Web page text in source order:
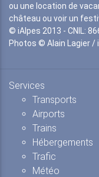
ou une location de
château ou voir un
© iAlpes 2013 - CNIL:
Photos © Alain Lagier /
Services
Transports
Airports
Trains
Hébergements
Trafic
Météo